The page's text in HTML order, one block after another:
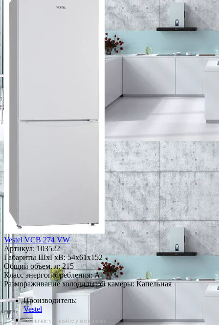
Vestel VCB 274 VW
Артикул:103522
Габариты ШxГxВ: 54x61x152
Общий объем, л: 215
Класс энергопотребления: A
Размораживание холодильной камеры: Капельная
Производитель:
Vestel
*Наличие уточняйте у менеджера